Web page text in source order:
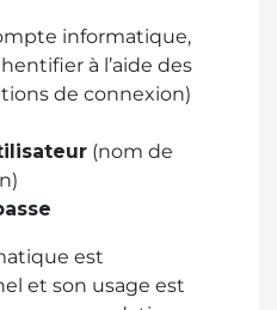
informatique,
à l’aide des
de connexion)
(nom de
est
et son usage est